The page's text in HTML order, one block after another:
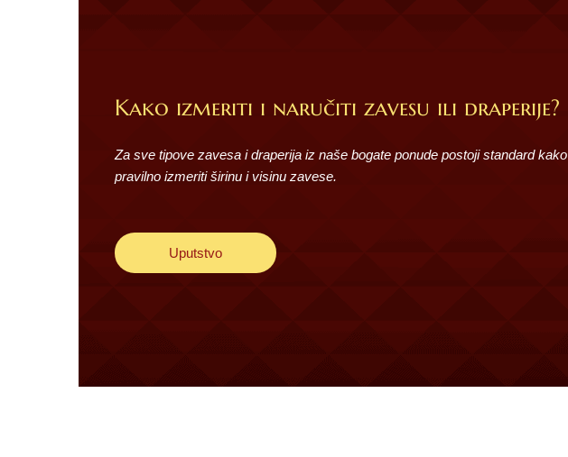
Kako izmeriti i naručiti zavesu ili draperije?
Za sve tipove zavesa i draperija iz naše bogate ponude postoji standard kako
pravilno izmeriti širinu i visinu zavese.
Uputstvo